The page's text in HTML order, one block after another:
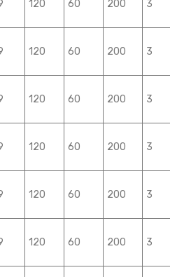
120 60 200 3
120 60 200 3
120 60 200 3
120 60 200 3
120 60 200 3
120 60 200 3